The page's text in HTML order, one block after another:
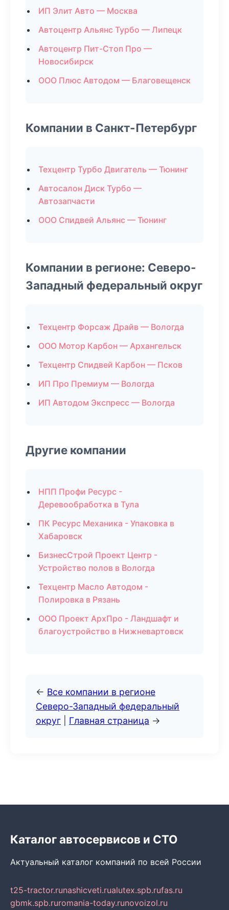
ИП Элит Авто — Москва
Автоцентр Альянс Турбо — Липецк
Автоцентр Пит-Стоп Про —
Новосибирск
ООО Плюс Автодом — Благовещенск
Компании в Санкт-Петербург
Техцентр Турбо Двигатель — Тюнинг
Автосалон Диск Турбо —
Автозапчасти
ООО Спидвей Альянс — Тюнинг
Компании в регионе: Северо-
Западный федеральный округ
Техцентр Форсаж Драйв — Вологда
ООО Мотор Карбон — Архангельск
Техцентр Спидвей Карбон — Псков
ИП Про Премиум — Вологда
ИП Автодом Экспресс — Вологда
Другие компании
НПП Профи Ресурс -
Деревообработка в Тула
ПК Ресурс Механика - Упаковка в
Хабаровск
БизнесСтрой Проект Центр -
Устройство полов в Вологда
Техцентр Масло Автодом -
Полировка в Рязань
ООО Проект АрхПро - Ландшафт и
благоустройство в Нижневартовск
← Все компании в регионе
Северо-Западный федеральный
округ
Главная страница →
Каталог автосервисов и СТО
Актуальный каталог компаний по всей России
t25-tractor.runashicveti.rualutex.spb.rufas.ru
gbmk.spb.ruromania-today.runovoizol.ru